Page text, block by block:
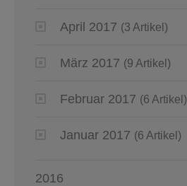
April 2017 (3 Artikel)
März 2017 (9 Artikel)
Februar 2017 (6 Artikel)
Januar 2017 (6 Artikel)
2016